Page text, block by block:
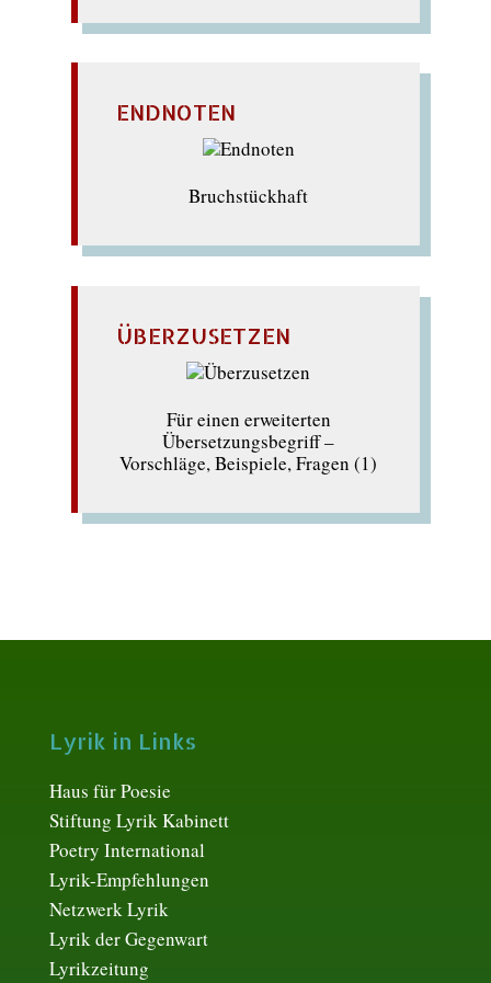
ENDNOTEN
Bruchstückhaft
ÜBERZUSETZEN
Für einen erweiterten
Übersetzungsbegriff –
Vorschläge, Beispiele, Fragen (1)
Lyrik in Links
Haus für Poesie
Stiftung Lyrik Kabinett
Poetry International
Lyrik-Empfehlungen
Netzwerk Lyrik
Lyrik der Gegenwart
Lyrikzeitung